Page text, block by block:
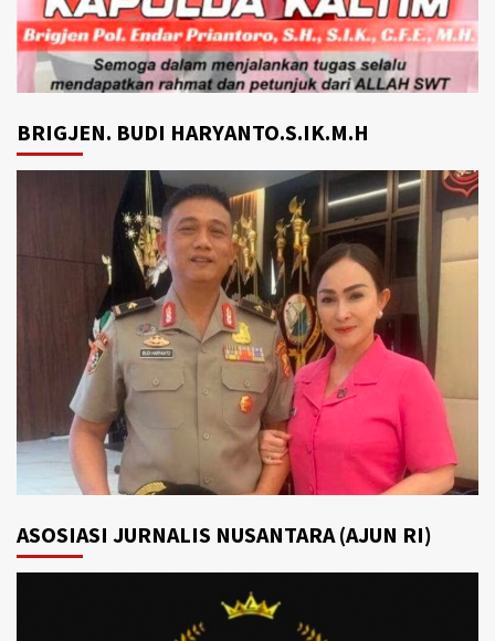
BRIGJEN. BUDI HARYANTO.S.IK.M.H
ASOSIASI JURNALIS NUSANTARA (AJUN RI)